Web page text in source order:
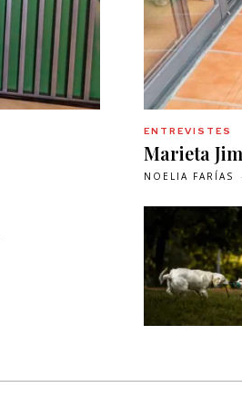
ENTREVISTES
Marieta
NOELIA FARÍAS -